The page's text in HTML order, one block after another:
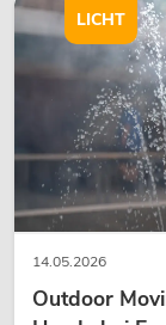
wirken lassen.
14.05.2026
Outdoor
LICHT